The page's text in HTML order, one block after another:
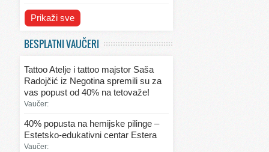
Svet ekologije
Svet kulinarstva
Svet lepote
Svet mode
Prikaži sve
BESPLATNI VAUČERI
Tattoo Atelje i tattoo majstor Saša
Radojčić iz Negotina spremili su za
vas popust od 40% na tetovaže!
Vaučer:
40% popusta na hemijske pilinge –
Estetsko-edukativni centar Estera
Vaučer: